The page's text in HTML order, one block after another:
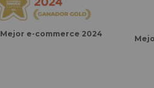
Mejor e-commerce 2024